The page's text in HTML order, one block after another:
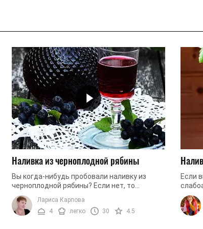
Наливка из черноплодной рябины
Вы когда-нибудь пробовали наливку из
черноплодной рябины? Если нет, то
ситуацию можно исправить. Сегодня мы
хотим предложить вашему вниманию
рецепт ...
Лариса Карпова
4
легко 30 4.5
Если
по-